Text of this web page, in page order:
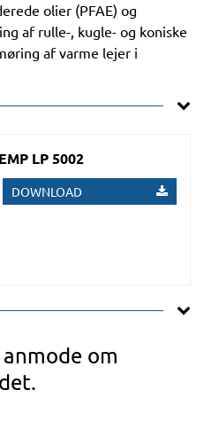
olier (PFAE) og
af rulle-, kugle- og koniske
af varme lejer i
LP 5002
DOWNLOAD
om